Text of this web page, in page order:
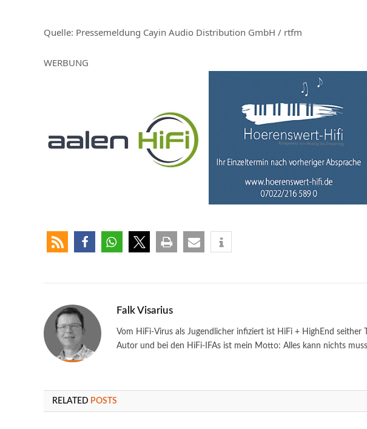
Quelle: Pressemeldung Cayin Audio Distribution GmbH / rtfm
WERBUNG
Falk Visarius
Vom HiFi-Virus als Jugendlicher infiziert ist HiFi + HighEnd seither
Autor und bei den HiFi-IFAs ist mein Motto: Alles kann nichts
RELATED POSTS